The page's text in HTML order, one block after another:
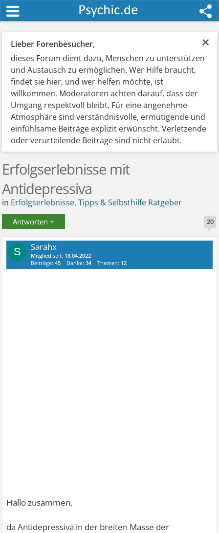
×
Lieber Forenbesucher,
dieses Forum dient dazu, Menschen zu unterstützen
und Austausch zu ermöglichen. Wer Hilfe braucht,
findet sie hier, und wer helfen möchte, ist
willkommen. Moderatoren achten darauf, dass der
Umgang respektvoll bleibt. Für eine angenehme
Atmosphäre sind verständnisvolle, ermutigende und
einfühlsame Beiträge explizit erwünscht. Verletzende
oder verurteilende Beiträge sind nicht erlaubt.
Erfolgserlebnisse mit
Antidepressiva
in Erfolgserlebnisse, Tipps & Selbsthilfe Ratgeber
Antworten + 20
S Sarahx
Mitglied seit: 18.04.2022
Beiträge:45 Danke:34 Themen: 12
Hallo zusammen,
da Antidepressiva in der breiten Masse der